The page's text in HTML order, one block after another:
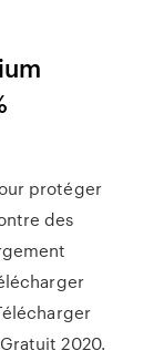
protéger
des
2020.